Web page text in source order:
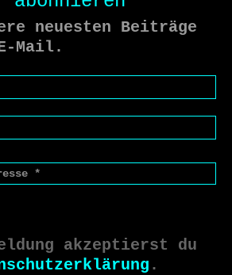
neuesten Beiträge
Mail.
akzeptierst du
.